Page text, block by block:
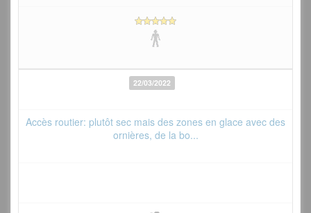
22/03/2022
Accès routier: plutôt sec mais des zones en glace avec des
ornières, de la bo...